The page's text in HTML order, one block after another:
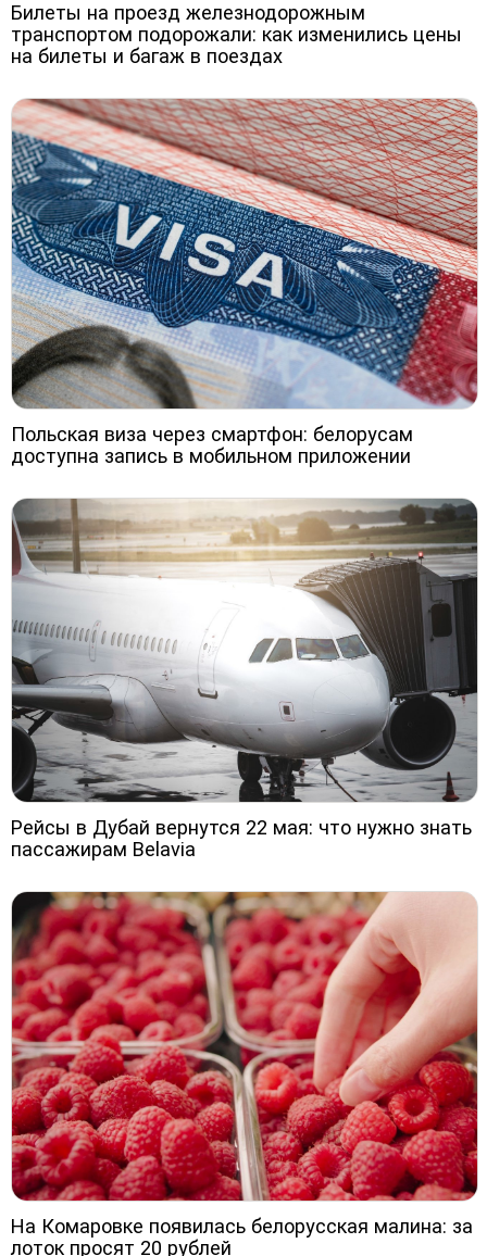
Билеты на проезд железнодорожным
транспортом подорожали: как изменились цены
на билеты и багаж в поездах
Польская виза через смартфон: белорусам
доступна запись в мобильном приложении
Рейсы в Дубай вернутся 22 мая: что нужно знать
пассажирам Belavia
На Комаровке появилась белорусская малина: за
лоток просят 20 рублей